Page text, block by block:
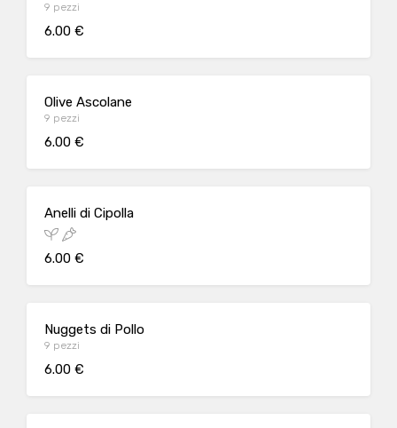
9 pezzi
6.00 €
Olive Ascolane
9 pezzi
6.00 €
Anelli di Cipolla
6.00 €
Nuggets di Pollo
9 pezzi
6.00 €